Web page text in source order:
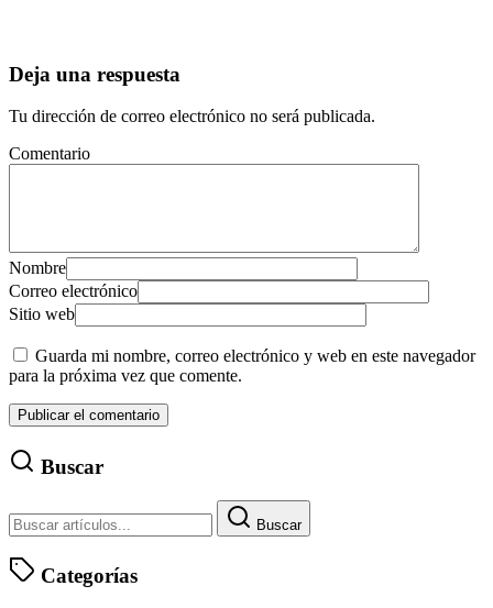
Deja una respuesta
Tu dirección de correo electrónico no será publicada.
Comentario
Nombre
Correo electrónico
Sitio web
Guarda mi nombre, correo electrónico y web en este navegador
para la próxima vez que comente.
Buscar
Buscar
Categorías